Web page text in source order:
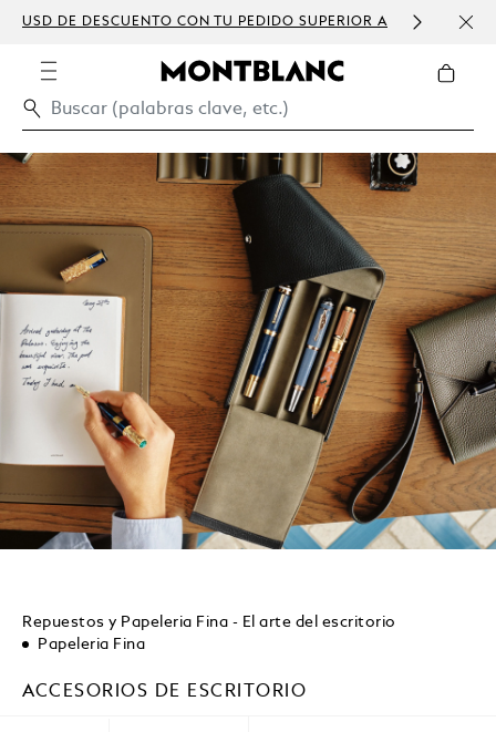
USD DE DESCUENTO CON TU PEDIDO SUPERIOR A
Repuestos y Papeleria Fina - El arte del escritorio
Papeleria Fina
ACCESORIOS DE ESCRITORIO